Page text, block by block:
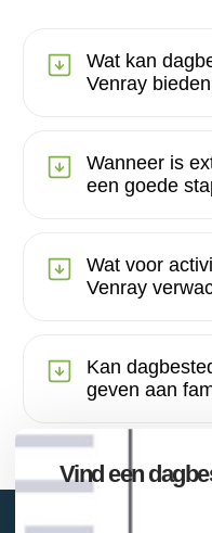
Wat kan
Venray
Wanneer is
een goede
Wat voor
Venray
Kan
geven aan
Vind een